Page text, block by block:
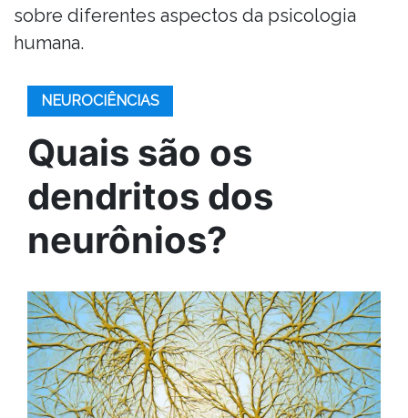
sobre diferentes aspectos da psicologia
humana.
NEUROCIÊNCIAS
Quais são os
dendritos dos
neurônios?